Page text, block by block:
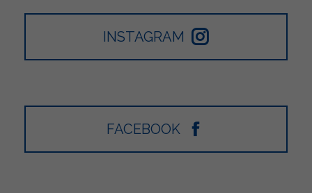
INSTAGRAM
FACEBOOK